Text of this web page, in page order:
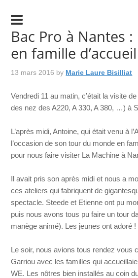
Bac Pro à Nantes :
en famille
13 mars 2016 by Marie Laure Bisilliat
Vendredi 11 au matin, c’était la visite
des nez des A220, A 330, A 380, …) à
L’après midi, Antoine, qui était venu à
l’occasion de son tour du monde en
pour nous faire visiter La Machine à
Il avait pris son après midi et nous a
ces ateliers qui fabriquent de
spectacle. Steede et Etienne ont pu
puis nous avons tous pu faire un tour
manège animé). Les jeunes ont adoré !
Le soir, nous avions tous rendez vous
Garriou avec les familles qui
WE. Les nôtres bien installés au coin